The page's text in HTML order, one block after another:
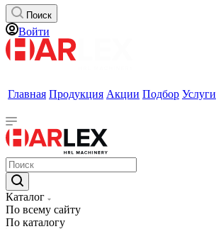
Поиск
Войти
Главная Продукция Акции Подбор Услуги
Каталог
По всему сайту
По каталогу